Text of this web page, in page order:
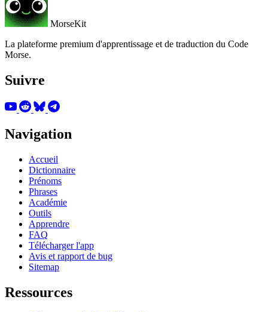
MorseKit
La plateforme premium d'apprentissage et de traduction du Code
Morse.
Suivre
Navigation
Accueil
Dictionnaire
Prénoms
Phrases
Académie
Outils
Apprendre
FAQ
Télécharger l'app
Avis et rapport de bug
Sitemap
Ressources